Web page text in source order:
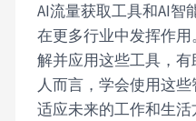
AI流量获取工具和AI智
在更多行业中发挥作
解并应用这些工具，
人而言，学会使用这
适应未来的工作和生活